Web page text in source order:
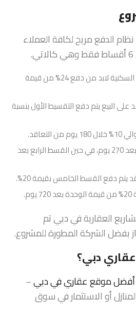
الدفع مريح لكافة العملاء
عند تعاقد على الوحدة السكنية لابد من دفع 24% من قيمة
على البيع يتم دفع التقسيط الأول بنسبة
القسط الثالث يتم دفع بعد 270 يوم، في حين القسط الرابع بعد
العقارية في دبي تم
بفضل الشركة المطورة للمشروع.
دبي؟
أفضل موقع عقاري في دبي–
أو الاستثمار في سوق